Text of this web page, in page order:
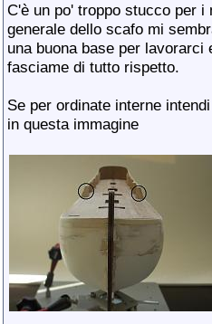
C'è un po' troppo stucco per
generale dello scafo mi
una buona base per lavorarci
fasciame di tutto rispetto.
Se per ordinate interne
in questa immagine